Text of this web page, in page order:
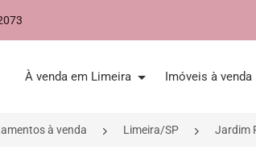
À venda em Limeira Imóveis à venda
à venda Limeira/SP Jardim